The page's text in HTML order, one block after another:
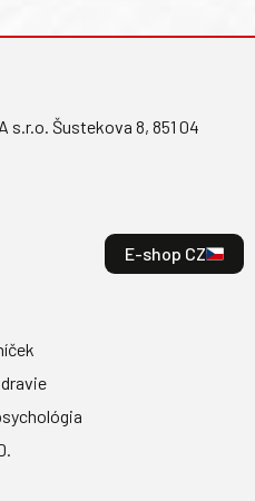
s.r.o. Šustekova 8, 851 04
E-shop CZ